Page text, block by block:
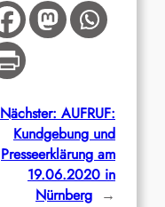
Nächster: AUFRUF:
Kundgebung und
Presseerklärung am
19.06.2020 in
Nürnberg →